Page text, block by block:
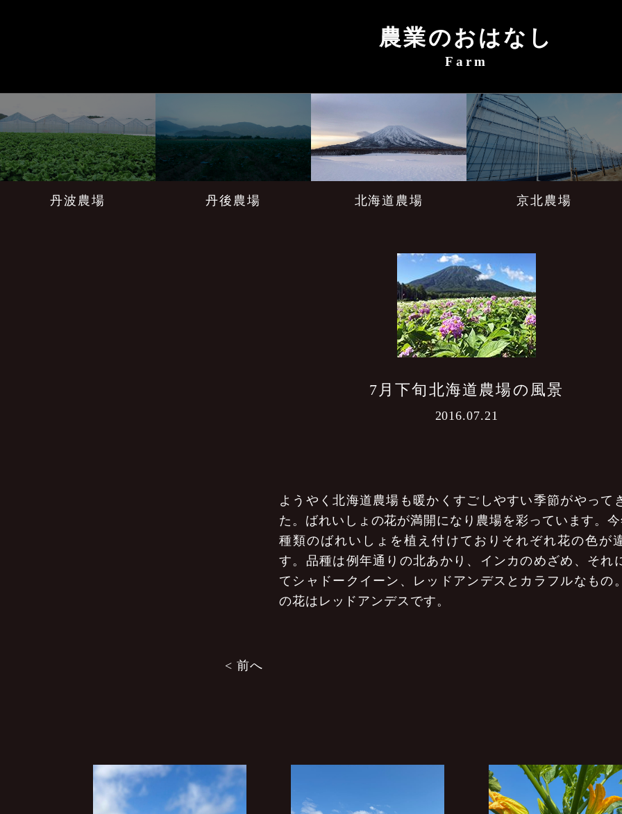
農業のおはなし
Farm
丹波農場 丹後農場 北海道農場 京北農場
7月下旬北海道農場の風景
2016.07.21
ようやく北海道農場も暖かくすごしやすい季節がやって
た。ばれいしょの花が満開になり農場を彩っています。
種類のばれいしょを植え付けておりそれぞれ花の色が
す。品種は例年通りの北あかり、インカのめざめ、それ
てシャドークイーン、レッドアンデスとカラフルなもの
の花はレッドアンデスです。
投
ビ
ゲ
< 前へ